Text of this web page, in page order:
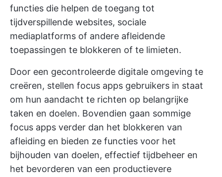
functies die helpen de toegang tot
tijdverspillende websites, sociale
mediaplatforms of andere afleidende
toepassingen te blokkeren of te limieten.
Door een gecontroleerde digitale omgeving te
creëren, stellen focus apps gebruikers in staat
om hun aandacht te richten op belangrijke
taken en doelen. Bovendien gaan sommige
focus apps verder dan het blokkeren van
afleiding en bieden ze functies voor het
bijhouden van doelen, effectief tijdbeheer en
het bevorderen van een productievere